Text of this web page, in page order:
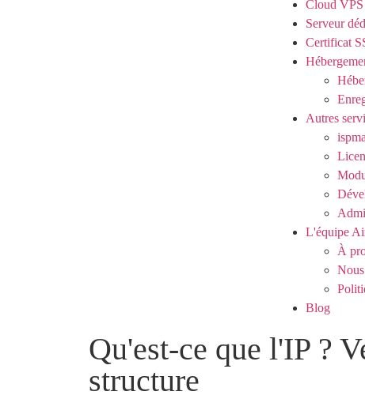
Cloud VPS
Serveur
Certificat
Autres
L'équipe
À
Blog
Qu'est-ce que l'IP ?
structure